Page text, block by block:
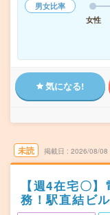
男女比率
女性
気になる!
未読 掲載日 2026/08/08
【週4在宅〇
務！駅直結ビル